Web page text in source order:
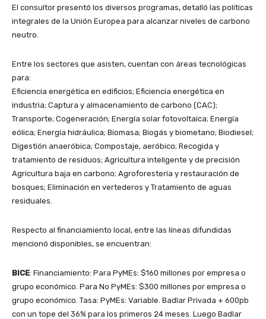
El consultor presentó los diversos programas, detalló las políticas
integrales de la Unión Europea para alcanzar niveles de carbono
neutro.
Entre los sectores que asisten, cuentan con áreas tecnológicas
para:
Eficiencia energética en edificios; Eficiencia energética en
industria; Captura y almacenamiento de carbono (CAC);
Transporte; Cogeneración; Energía solar fotovoltaica; Energía
eólica; Energía hidráulica; Biomasa; Biogás y biometano; Biodiesel;
Digestión anaeróbica; Compostaje, aeróbico; Recogida y
tratamiento de residuos; Agricultura inteligente y de precisión
Agricultura baja en carbono; Agroforestería y restauración de
bosques; Eliminación en vertederos y Tratamiento de aguas
residuales.
Respecto al financiamiento local, entre las líneas difundidas
mencionó disponibles, se encuentran:
BICE: Financiamiento: Para PyMEs: $160 millones por empresa o
grupo económico. Para No PyMEs: $300 millones por empresa o
grupo económico. Tasa: PyMEs: Variable. Badlar Privada + 600pb
con un tope del 36% para los primeros 24 meses. Luego Badlar